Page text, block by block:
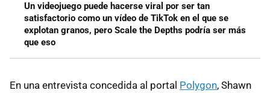
Un videojuego puede hacerse viral por ser tan
satisfactorio como un vídeo de TikTok en el que se
explotan granos, pero Scale the Depths podría ser más
que eso
En una entrevista concedida al portal Polygon, Shawn